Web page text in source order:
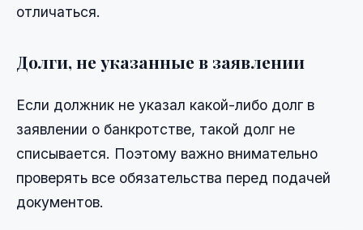
отличаться.
Долги, не указанные в заявлении
Если должник не указал какой-либо долг в
заявлении о банкротстве, такой долг не
списывается. Поэтому важно внимательно
проверять все обязательства перед подачей
документов.